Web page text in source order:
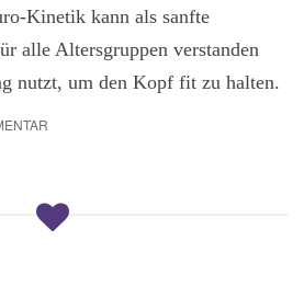
Kinetik kann als sanfte
alle Altersgruppen verstanden
nutzt, um den Kopf fit zu halten.